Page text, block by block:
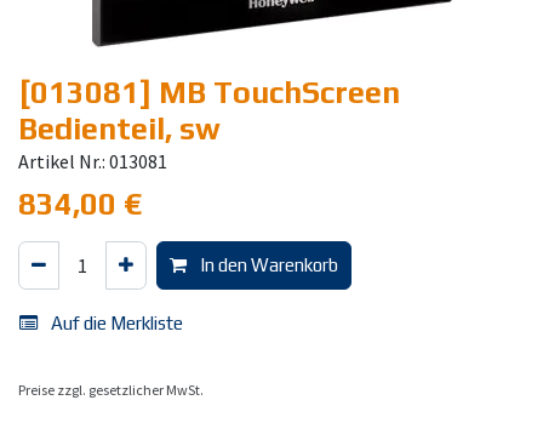
[013081] MB TouchScreen
Bedienteil, sw
Artikel Nr.: 013081
834,00 €
In den Warenkorb
Auf die Merkliste
Preise zzgl. gesetzlicher MwSt.